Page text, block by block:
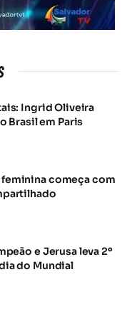
Ingrid Oliveira
Brasil em Paris
começa com
e Jerusa leva 2º
do Mundial